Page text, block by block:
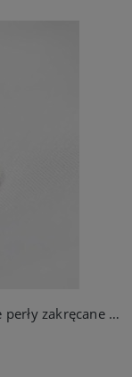
Kolczyki złote wkrętki złote delikatne perły zakręcane ze stali jubilerskiej